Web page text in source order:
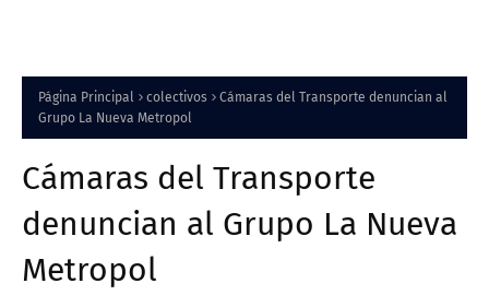
Página Principal colectivos
Cámaras del Transporte denuncian al
Grupo La Nueva Metropol
Cámaras del Transporte
denuncian al Grupo La Nueva
Metropol